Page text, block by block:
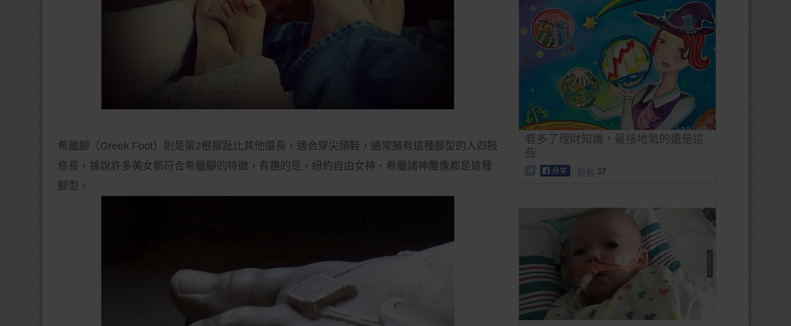
希臘腳（Greek Foot）則是第2根腳趾比其他還長，適合穿尖頭鞋，通常擁有這種腳型的人四肢
修長，據說許多美女都符合希臘腳的特徵，有趣的是，紐約自由女神、希臘諸神雕像都是這種
腳型。
看多了理財知識，最接地氣的還是這
些
觀看 37